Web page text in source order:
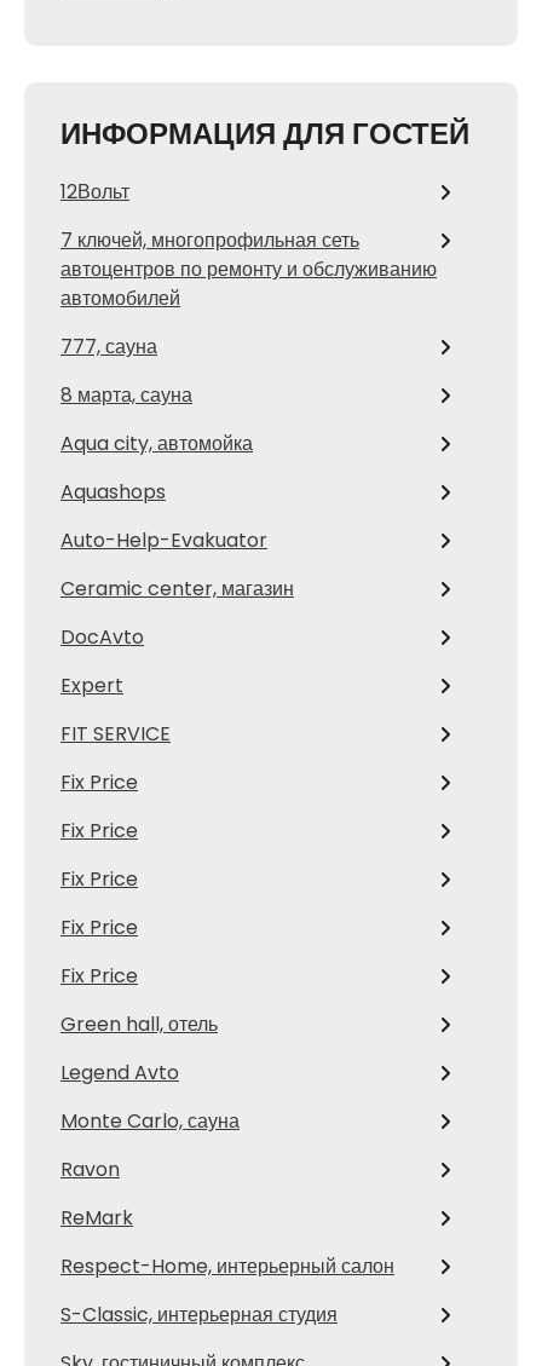
ИНФОРМАЦИЯ ДЛЯ ГОСТЕЙ
12Вольт
7 ключей, многопрофильная сеть
автоцентров по ремонту и обслуживанию
автомобилей
777, сауна
8 марта, сауна
Aqua city, автомойка
Aquashops
Auto-Help-Evakuator
Ceramic center, магазин
DocAvto
Expert
FIT SERVICE
Fix Price
Fix Price
Fix Price
Fix Price
Fix Price
Green hall, отель
Legend Avto
Monte Carlo, сауна
Ravon
ReMark
Respect-Home, интерьерный салон
S-Classic, интерьерная студия